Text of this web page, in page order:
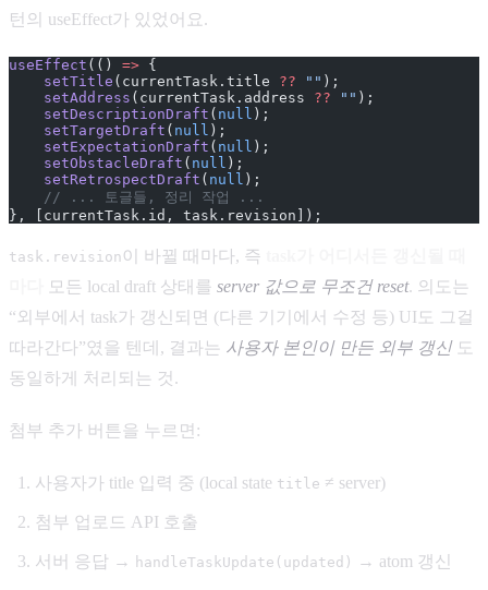
턴의 useEffect가 있었어요.
useEffect (() => {
    setTitle
(currentTask.title ?? "" );
    setAddress
(currentTask.address ?? "" );
    setDescriptionDraft
( null );
    setTargetDraft
( null );
    setExpectationDraft
( null );
    setObstacleDraft
( null );
    setRetrospectDraft
( null );
    // ... 토글들, 정리 작업 ...
}, [currentTask.id, task.revision]);
task.revision 이 바뀔 때마다, 즉
모든 local draft 상태를 server 값으로 무조건 reset. 의도는
“외부에서 task가 갱신되면 (다른 기기에서 수정 등) UI도 그걸
따라간다”였을 텐데, 결과는 사용자 본인이 만든 외부 갱신도
동일하게 처리되는 것.
첨부 추가 버튼을 누르면:
사용자가 title 입력 중 (local state title ≠ server)
첨부 업로드 API 호출
서버 응답 → handleTaskUpdate(updated) → atom 갱신